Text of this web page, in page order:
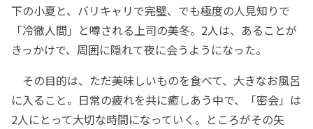
下の小夏と、バリキャリで完璧、でも極度の人見知りで
「冷徹人間」と噂される上司の美冬。2人は、あることが
きっかけで、周囲に隠れて夜に会うようになった。
その目的は、ただ美味しいものを食べて、大きなお風呂
に入ること。日常の疲れを共に癒しあう中で、「密会」は
2人にとって大切な時間になっていく。ところがその矢